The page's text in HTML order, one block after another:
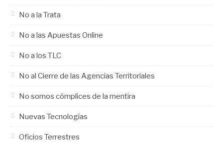
No a la Trata
No a las Apuestas Online
No a los TLC
No al Cierre de las Agencias Territoriales
No somos cómplices de la mentira
Nuevas Tecnologías
Oficios Terrestres